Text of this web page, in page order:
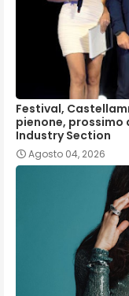
Festival,
pienone,
Industry Section
Agosto 04, 2026